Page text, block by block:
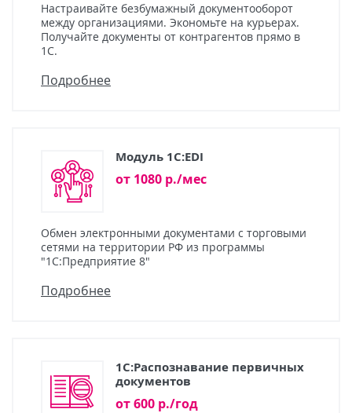
Настраивайте безбумажный документооборот
между организациями. Экономьте на курьерах.
Получайте документы от контрагентов прямо в
1С.
Подробнее
Модуль 1C:EDI
от 1080 р./мес
Обмен электронными документами с торговыми
сетями на территории РФ из программы
"1С:Предприятие 8"
Подробнее
1С:Распознавание первичных
документов
от 600 р./год